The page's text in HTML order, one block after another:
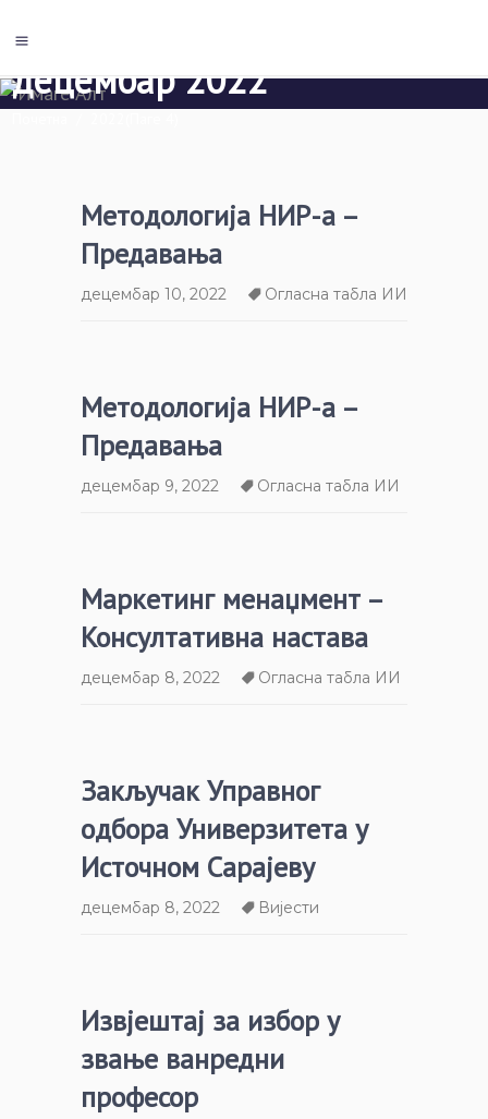
децембар 2022
Методологија НИР-а –
Предавања
децембар 10, 2022 Огласна табла ИИ
Методологија НИР-а –
Предавања
децембар 9, 2022 Огласна табла ИИ
Маркетинг менаџмент –
Консултативна настава
децембар 8, 2022 Огласна табла ИИ
Закључак Управног
одбора Универзитета у
Источном Сарајеву
децембар 8, 2022 Вијести
Извјештај за избор у
звање ванредни
професор